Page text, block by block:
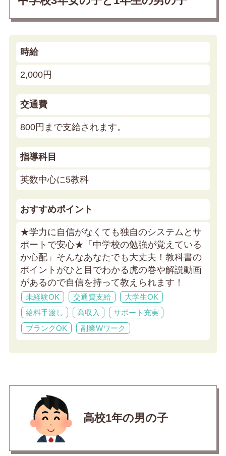
時給
2,000円
交通費
800円まで支給されます。
指導科目
英数中心に5教科
おすすめポイント
★学力に自信がなくても独自のシステムとサ
ポートで安心★ 「中学校の勉強が覚えている
か心配」そんなあなたでも大丈夫！教科書の
ポイントがひと目でわかる虎の巻や解説動画
があるので自信を持って教えられます！
未経験OK 交通費支給
大学生OK
給料手渡し
高収入
サポート充実
ブランクOK
副業Wワーク
高校1年の男の子